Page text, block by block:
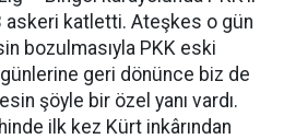
askeri katletti. Ateşkes o gün
bozulmasıyla PKK eski
günlerine geri dönünce biz de
şöyle bir özel yanı vardı.
ilk kez Kürt inkârından